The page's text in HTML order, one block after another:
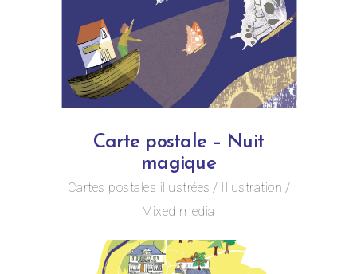
Carte postale – Nuit
magique
Cartes postales illustrées
Illustration
Mixed media